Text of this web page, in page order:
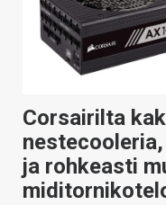
Corsairilta
ja rohkeasti